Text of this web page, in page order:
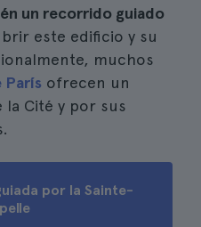
un recorrido guiado
este edificio y su
muchos
París ofrecen un
Cité y por sus
por la Sainte-